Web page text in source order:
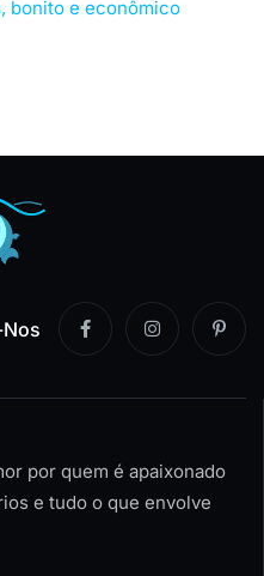
bonito e econômico
por quem é apaixonado
e tudo o que envolve